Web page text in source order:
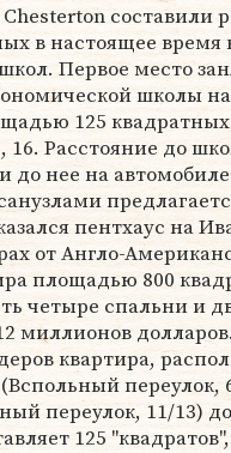
составили
в настоящее время
Первое место
школы
125
Расстояние до
до нее на
пентхаус на
от Англо-
площадью 800
четыре спальни и
миллионов
квартира,
переулок,
переулок, 11/13)
125